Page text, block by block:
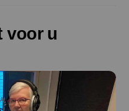
voor u